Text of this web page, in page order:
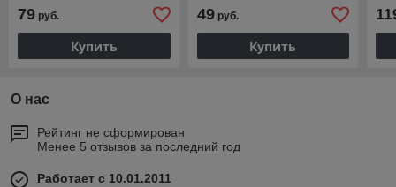
79 руб.
Купить
49руб.
Купить
О нас
Рейтинг не сформирован
Менее 5 отзывов за последний год
Работает с 10.01.2011